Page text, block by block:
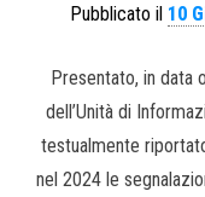
Pubblicato il 10
Presentato, in data
dell’Unità di
testualmente
nel 2024 le